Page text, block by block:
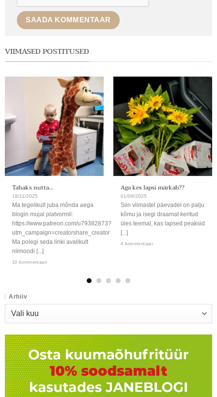
VIIMASED POSTITUSED
Tahaks nutta…
18/11/2025
Ma tegelikult juba mõnda aega
blogin mujal platvormil:
https://www.patreon.com/u79382873?
utm_campaign=creatorshare_creator
Ma polegi seda linki avalikult
niimoodi [...]
10 kommentaari
Aga kes lapsi märkab??
01/09/2025
Siin viimastel päevadel on palju
kõmu ja isegi draamat keritud
üles teemal, kas lapsed peaksid
[...]
4 kommentaari
Arhiiv
Arhiiv